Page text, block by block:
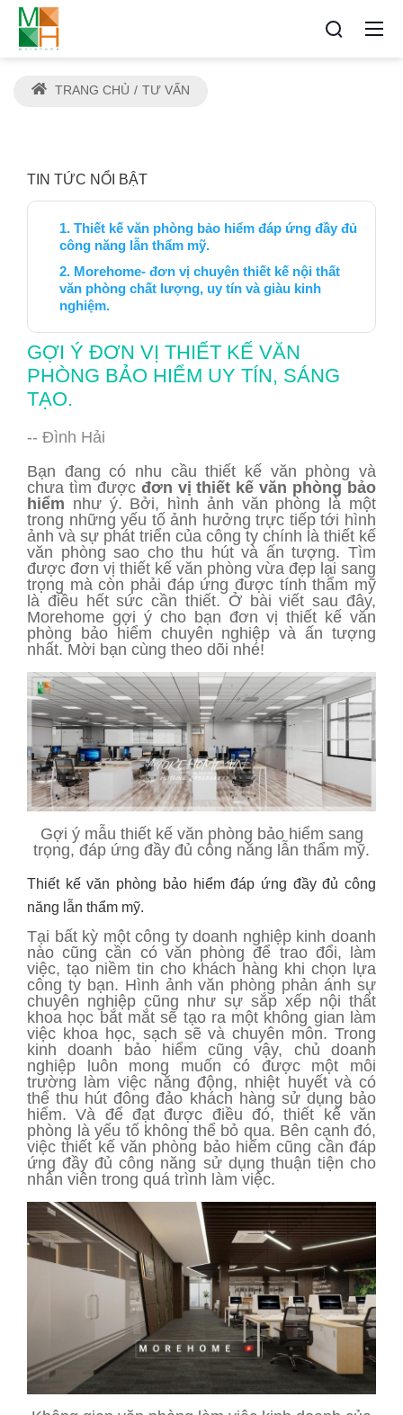
TRANG CHỦ TƯ VẤN
TIN TỨC NỔI BẬT
Thiết kế văn phòng bảo hiểm đáp ứng đầy đủ
công năng lẫn thẩm mỹ.
Morehome- đơn vị chuyên thiết kế nội thất
văn phòng chất lượng, uy tín và giàu kinh
nghiệm.
GỢI Ý ĐƠN VỊ THIẾT KẾ VĂN
PHÒNG BẢO HIỂM UY TÍN, SÁNG
TẠO.
-- Đình Hải
Bạn đang có nhu cầu thiết kế văn phòng và
chưa tìm được đơn vị thiết kế văn phòng bảo
hiểm như ý. Bởi, hình ảnh văn phòng là một
trong những yếu tố ảnh hưởng trực tiếp tới hình
ảnh và sự phát triển của công ty chính là thiết kế
văn phòng sao cho thu hút và ấn tượng. Tìm
được đơn vị thiết kế văn phòng vừa đẹp lại sang
trọng mà còn phải đáp ứng được tính thẩm mỹ
là điều hết sức cần thiết. Ở bài viết sau đây,
Morehome gợi ý cho bạn đơn vị thiết kế văn
phòng bảo hiểm chuyên nghiệp và ấn tượng
nhất. Mời bạn cùng theo dõi nhé!
Gợi ý mẫu thiết kế văn phòng bảo hiểm sang
trọng, đáp ứng đầy đủ công năng lẫn thẩm mỹ.
Thiết kế văn phòng bảo hiểm đáp ứng đầy đủ công
năng lẫn thẩm mỹ.
Tại bất kỳ một công ty doanh nghiệp kinh doanh
nào cũng cần có văn phòng để trao đổi, làm
việc, tạo niềm tin cho khách hàng khi chọn lựa
công ty bạn. Hình ảnh văn phòng phản ánh sự
chuyên nghiệp cũng như sự sắp xếp nội thất
khoa học bắt mắt sẽ tạo ra một không gian làm
việc khoa học, sạch sẽ và chuyên môn. Trong
kinh doanh bảo hiểm cũng vậy, chủ doanh
nghiệp luôn mong muốn có được một môi
trường làm việc năng động, nhiệt huyết và có
thể thu hút đông đảo khách hàng sử dụng bảo
hiểm. Và để đạt được điều đó, thiết kế văn
phòng là yếu tố không thể bỏ qua. Bên cạnh đó,
việc thiết kế văn phòng bảo hiểm cũng cần đáp
ứng đầy đủ công năng sử dụng thuận tiện cho
nhân viên trong quá trình làm việc.